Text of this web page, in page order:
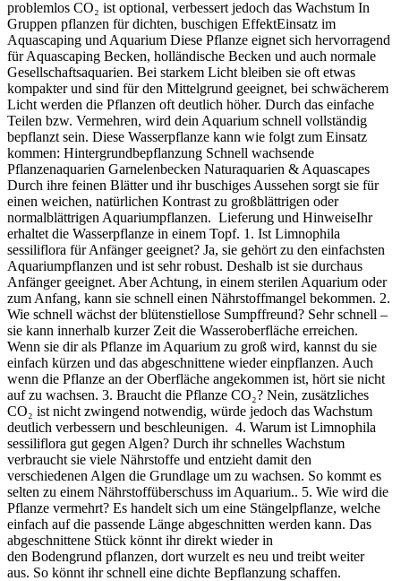
problemlos CO₂ ist optional, verbessert jedoch das Wachstum In
Gruppen pflanzen für dichten, buschigen EffektEinsatz im
Aquascaping und Aquarium Diese Pflanze eignet sich hervorragend
für Aquascaping Becken, holländische Becken und auch normale
Gesellschaftsaquarien. Bei starkem Licht bleiben sie oft etwas
kompakter und sind für den Mittelgrund geeignet, bei schwächerem
Licht werden die Pflanzen oft deutlich höher. Durch das einfache
Teilen bzw. Vermehren, wird dein Aquarium schnell vollständig
bepflanzt sein. Diese Wasserpflanze kann wie folgt zum Einsatz
kommen: Hintergrundbepflanzung Schnell wachsende
Pflanzenaquarien Garnelenbecken Naturaquarien & Aquascapes
Durch ihre feinen Blätter und ihr buschiges Aussehen sorgt sie für
einen weichen, natürlichen Kontrast zu großblättrigen oder
normalblättrigen Aquariumpflanzen. Lieferung und HinweiseIhr
erhaltet die Wasserpflanze in einem Topf. 1. Ist Limnophila
sessiliflora für Anfänger geeignet? Ja, sie gehört zu den einfachsten
Aquariumpflanzen und ist sehr robust. Deshalb ist sie durchaus
Anfänger geeignet. Aber Achtung, in einem sterilen Aquarium oder
zum Anfang, kann sie schnell einen Nährstoffmangel bekommen. 2.
Wie schnell wächst der blütenstiellose Sumpffreund? Sehr schnell –
sie kann innerhalb kurzer Zeit die Wasseroberfläche erreichen.
Wenn sie dir als Pflanze im Aquarium zu groß wird, kannst du sie
einfach kürzen und das abgeschnittene wieder einpflanzen. Auch
wenn die Pflanze an der Oberfläche angekommen ist, hört sie nicht
auf zu wachsen. 3. Braucht die Pflanze CO₂? Nein, zusätzliches
CO₂ ist nicht zwingend notwendig, würde jedoch das Wachstum
deutlich verbessern und beschleunigen. 4. Warum ist Limnophila
sessiliflora gut gegen Algen? Durch ihr schnelles Wachstum
verbraucht sie viele Nährstoffe und entzieht damit den
verschiedenen Algen die Grundlage um zu wachsen. So kommt es
selten zu einem Nährstoffüberschuss im Aquarium.. 5. Wie wird die
Pflanze vermehrt? Es handelt sich um eine Stängelpflanze, welche
einfach auf die passende Länge abgeschnitten werden kann. Das
abgeschnittene Stück könnt ihr direkt wieder in
den Bodengrund pflanzen, dort wurzelt es neu und treibt weiter
aus. So könnt ihr schnell eine dichte Bepflanzung schaffen.